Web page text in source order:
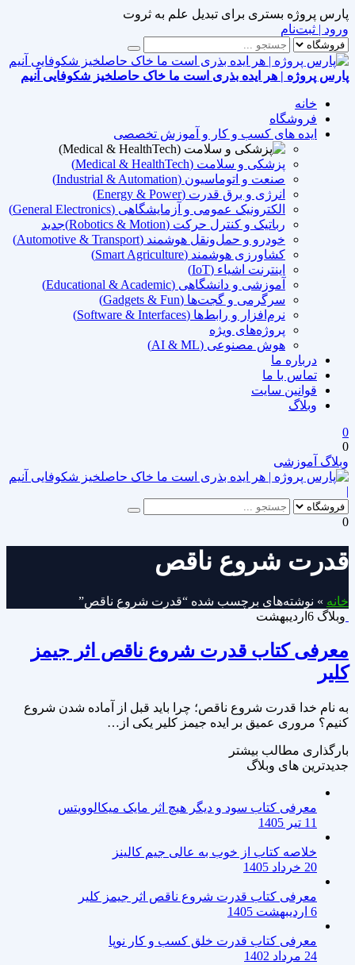
پارس پروژه بستری برای تبدیل علم به ثروت
ورود | ثبت‌نام
پارس پروژه | هر ایده بذری است ما خاک حاصلخیز شکوفایی آنیم
خانه
فروشگاه
ایده های کسب و کار و آموزش تخصصی
پزشکی و سلامت (Medical & HealthTech)
صنعت و اتوماسیون (Industrial & Automation)
انرژی و برق قدرت (Energy & Power)
الکترونیک عمومی و آزمایشگاهی (General Electronics)
رباتیک و کنترل حرکت (Robotics & Motion)
جدید
خودرو و حمل‌ونقل هوشمند (Automotive & Transport)
کشاورزی هوشمند (Smart Agriculture)
اینترنت اشیاء (IoT)
آموزشی و دانشگاهی (Educational & Academic)
سرگرمی و گجت‌ها (Gadgets & Fun)
نرم‌افزار و رابط‌ها (Software & Interfaces)
پروژه‌های ویژه
هوش مصنوعی (AI & ML)
درباره ما
تماس با ما
قوانین سایت
وبلاگ
0
0
وبلاگ آموزشی
|
0
قدرت شروع ناقص
خانه » نوشته‌های برچسب شده “قدرت شروع ناقص”
وبلاگ 6 اردیبهشت
معرفی کتاب قدرت شروع ناقص اثر جیمز
کلیر
به نام خدا قدرت شروع ناقص؛ چرا باید قبل از آماده شدن شروع
کنیم؟ مروری عمیق بر ایده جیمز کلیر یکی از…
بارگذاری مطالب بیشتر
جدیدترین های وبلاگ
معرفی کتاب سود و دیگر هیچ اثر مایک میکالوویتس
11 تیر 1405
خلاصه کتاب از خوب به عالی جیم کالینز
20 خرداد 1405
معرفی کتاب قدرت شروع ناقص اثر جیمز کلیر
6 اردیبهشت 1405
معرفی کتاب قدرت خلق کسب و کار نوپا
24 مرداد 1402